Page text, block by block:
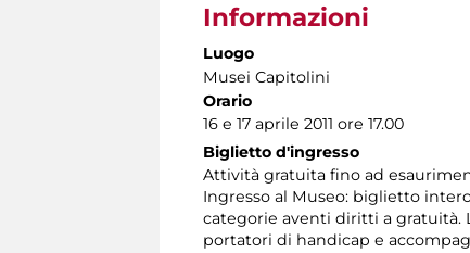
Informazioni
Luogo
Musei Capitolini
Orario
16 e 17 aprile 2011 ore 17.00
Biglietto d'ingresso
Attività gratuita fino ad
Ingresso al Museo: biglietto
categorie aventi diritti a gratuità.
portatori di handicap e